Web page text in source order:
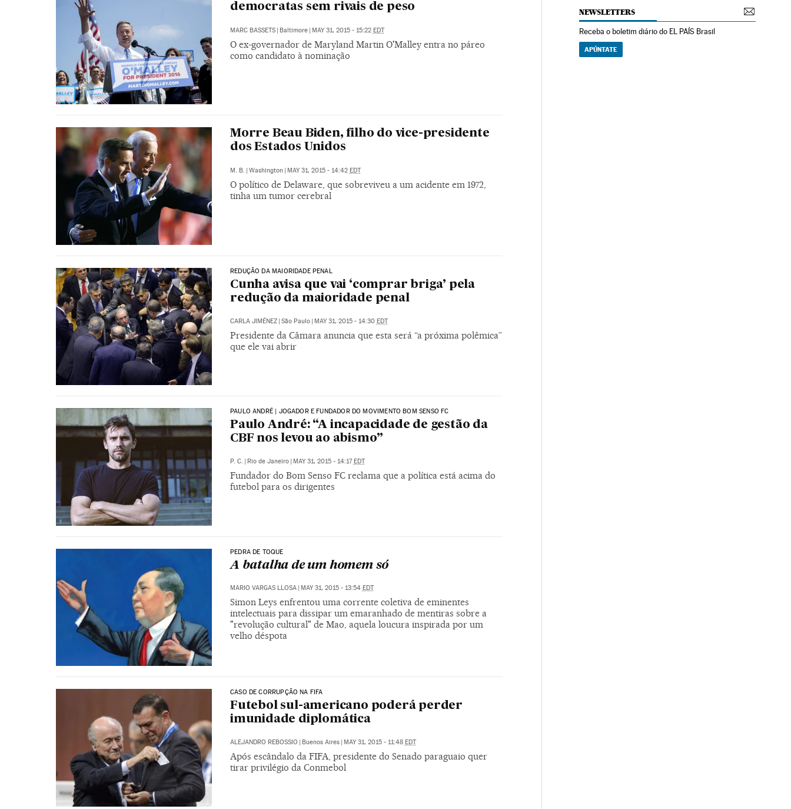
democratas sem rivais de peso
MARC BASSETS | Baltimore | MAY 31, 2015 - 15:22 EDT
O ex-governador de Maryland Martin O'Malley entra no páreo
como candidato à nominação
Morre Beau Biden, filho do vice-presidente
dos Estados Unidos
M. B. Washington MAY 31, 2015 - 14:42 EDT
O político de Delaware, que sobreviveu a um acidente em 1972,
tinha um tumor cerebral
REDUÇÃO DA MAIORIDADE PENAL
Cunha avisa que vai ‘comprar briga’ pela
redução da maioridade penal
CARLA JIMÉNEZ | São Paulo | MAY 31, 2015 - 14:30 EDT
Presidente da Câmara anuncia que esta será “a próxima polêmica”
que ele vai abrir
PAULO ANDRÉ | JOGADOR E FUNDADOR DO MOVIMENTO BOM SENSO FC
Paulo André: “A incapacidade de gestão da
CBF nos levou ao abismo”
P. C. Rio de Janeiro MAY 31, 2015 - 14:17 EDT
Fundador do Bom Senso FC reclama que a política está acima do
futebol para os dirigentes
PEDRA DE TOQUE
A batalha de um homem só
MARIO VARGAS LLOSA | MAY 31, 2015 - 13:54 EDT
Simon Leys enfrentou uma corrente coletiva de eminentes
intelectuais para dissipar um emaranhado de mentiras sobre a
"revolução cultural" de Mao, aquela loucura inspirada por um
velho déspota
CASO DE CORRUPÇÃO NA FIFA
Futebol sul-americano poderá perder
imunidade diplomática
ALEJANDRO REBOSSIO | Buenos Aires | MAY 31, 2015 - 11:48 EDT
Após escândalo da FIFA, presidente do Senado paraguaio quer
tirar privilégio da Conmebol
NEWSLETTERS
Receba o boletim diário do EL PAÍS Brasil
APÚNTATE